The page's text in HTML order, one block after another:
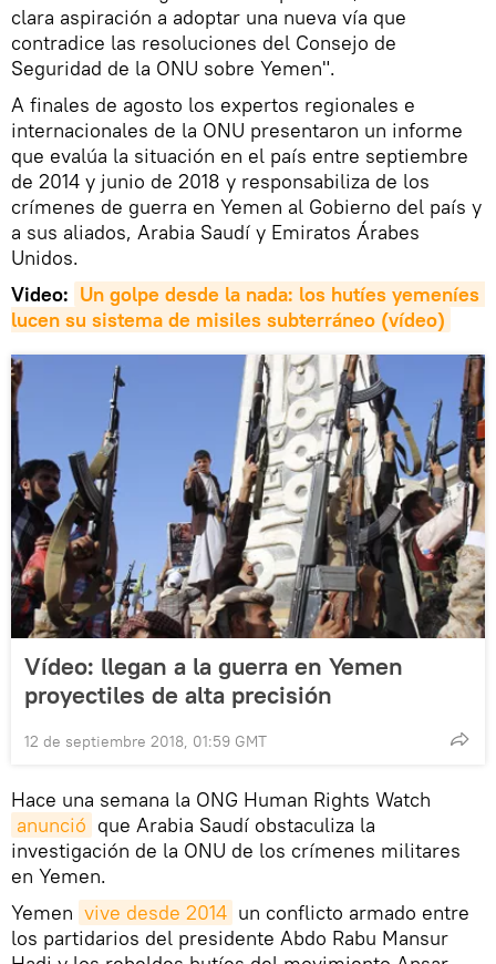
clara aspiración a adoptar una nueva vía que
contradice las resoluciones del Consejo de
Seguridad de la ONU sobre Yemen".
A finales de agosto los expertos regionales e
internacionales de la ONU presentaron un informe
que evalúa la situación en el país entre septiembre
de 2014 y junio de 2018 y responsabiliza de los
crímenes de guerra en Yemen al Gobierno del país y
a sus aliados, Arabia Saudí y Emiratos Árabes
Unidos.
Video: Un golpe desde la nada: los hutíes yemeníes
lucen su sistema de misiles subterráneo (vídeo)
Vídeo: llegan a la guerra en Yemen
proyectiles de alta precisión
12 de septiembre 2018, 01:59 GMT
Hace una semana la ONG Human Rights Watch
anunció que Arabia Saudí obstaculiza la
investigación de la ONU de los crímenes militares
en Yemen.
Yemen vive desde 2014 un conflicto armado entre
los partidarios del presidente Abdo Rabu Mansur